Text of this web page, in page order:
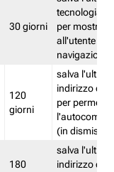
30 giorni
tecnologia
per
all'utente
navigazione
120
giorni
salva l'ultimo
indirizzo di
per
(in
180
salva l'ultimo
indirizzo di